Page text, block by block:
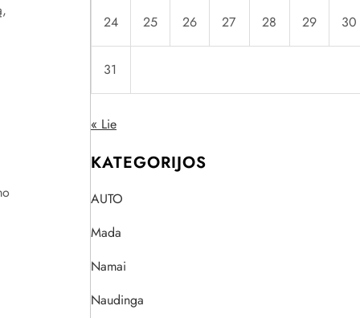
24 25 26 27 28 29 30
31
« Lie
KATEGORIJOS
AUTO
Mada
Namai
Naudinga